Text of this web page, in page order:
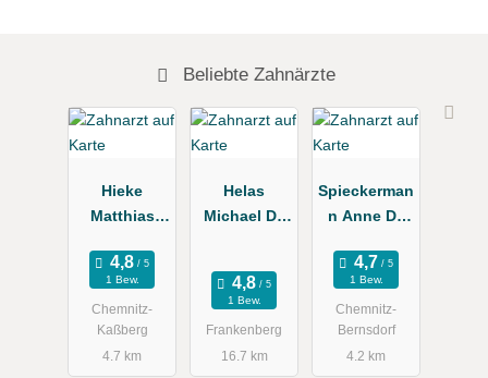
Beliebte Zahnärzte
Hieke
Matthias
Zahnarztpra
xis
1 Bew.
Chemnitz-
Kaßberg
4.7 km
Helas
Michael Dr.
1 Bew.
Frankenberg
16.7 km
Spieckerman
n Anne Dr.
1 Bew.
Chemnitz-
Bernsdorf
4.2 km